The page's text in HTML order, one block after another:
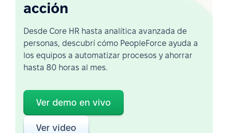
acción
Desde Core HR hasta analítica avanzada de
personas, descubrí cómo PeopleForce ayuda a
los equipos a automatizar procesos y ahorrar
hasta 80 horas al mes.
Ver demo en vivo
Ver video